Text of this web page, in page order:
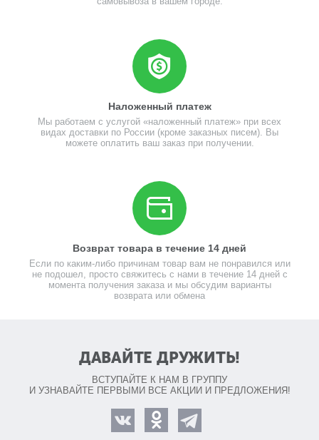
Наложенный платеж
Мы работаем с услугой «наложенный платеж» при всех
видах доставки по России (кроме заказных писем). Вы
можете оплатить ваш заказ при получении.
Возврат товара в течение 14 дней
Если по каким-либо причинам товар вам не понравился или
не подошел, просто свяжитесь с нами в течение 14 дней с
момента получения заказа и мы обсудим варианты
возврата или обмена
ДАВАЙТЕ ДРУЖИТЬ!
ВСТУПАЙТЕ К НАМ В ГРУППУ
И УЗНАВАЙТЕ ПЕРВЫМИ ВСЕ АКЦИИ И ПРЕДЛОЖЕНИЯ!